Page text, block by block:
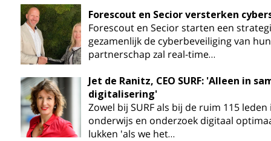
Forescout en Secior versterken
Forescout en Secior starten een
gezamenlijk de cyberbeveiliging van
partnerschap zal real-time…
Jet de Ranitz, CEO SURF: 'Alleen in
digitalisering'
Zowel bij SURF als bij de ruim 115
onderwijs en onderzoek digitaal
lukken 'als we het…